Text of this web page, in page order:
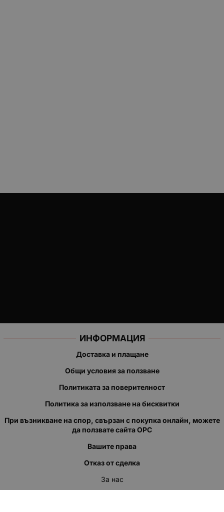
ИНФОРМАЦИЯ
Доставка и плащане
Общи условия за ползване
Политиката за поверителност
Политика за използване на бисквитки
При възникване на спор, свързан с покупка онлайн, можете
да ползвате сайта ОРС
Вашите права
Отказ от сделка
За нас